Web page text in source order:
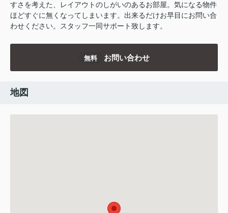
すさを考えた、レイアウトのしがいのあるお部屋。気になる物件
ほどすぐに無くなってしまいます。出来るだけお早目にお問い合
わせください。スタッフ一同サポート致します。
無料 お問い合わせ
地図